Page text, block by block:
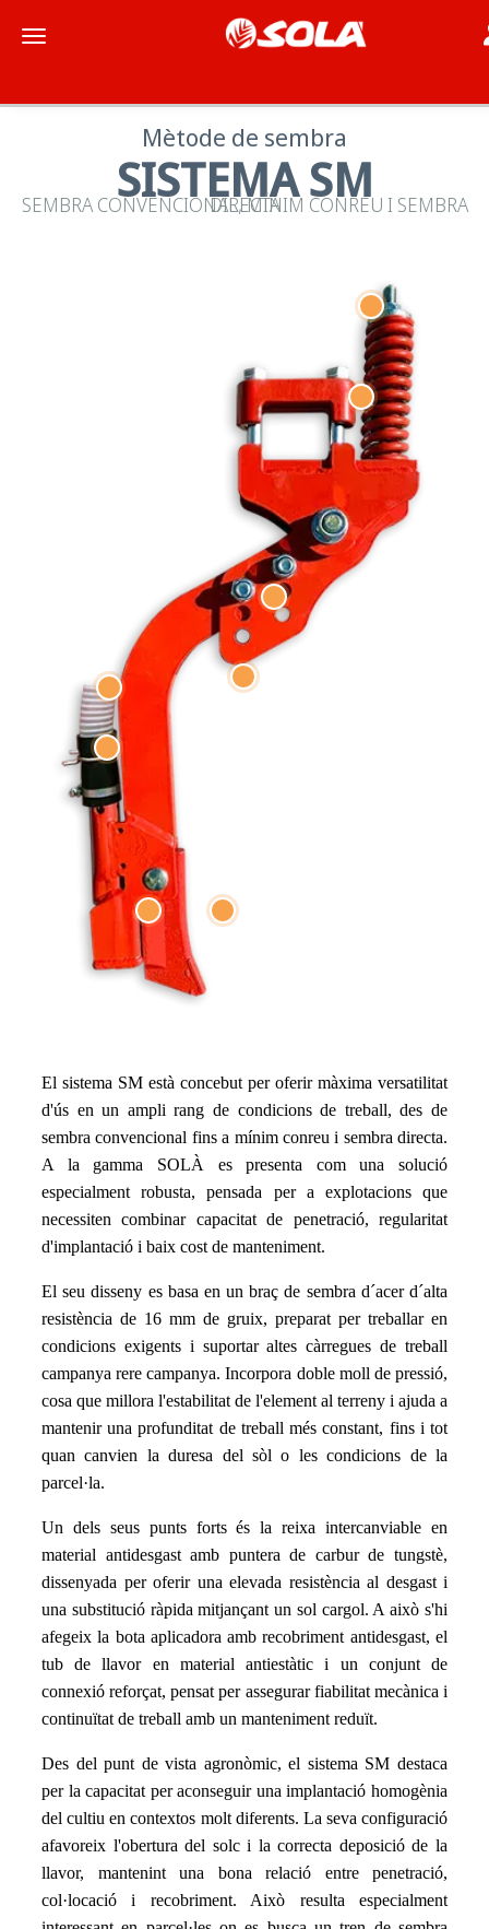
Toggle navigation
Mètode de sembra
SISTEMA SM
SEMBRA CONVENCIONAL, MÍNIM CONREU I SEMBRA DIRECTA
El sistema SM està concebut per oferir màxima versatilitat
d'ús en un ampli rang de condicions de treball, des de
sembra convencional fins a mínim conreu i sembra directa.
A la gamma SOLÀ es presenta com una solució
especialment robusta, pensada per a explotacions que
necessiten combinar capacitat de penetració, regularitat
d'implantació i baix cost de manteniment.
El seu disseny es basa en un braç de sembra d´acer d´alta
resistència de 16 mm de gruix, preparat per treballar en
condicions exigents i suportar altes càrregues de treball
campanya rere campanya. Incorpora doble moll de pressió,
cosa que millora l'estabilitat de l'element al terreny i ajuda a
mantenir una profunditat de treball més constant, fins i tot
quan canvien la duresa del sòl o les condicions de la
parcel·la.
Un dels seus punts forts és la reixa intercanviable en
material antidesgast amb puntera de carbur de tungstè,
dissenyada per oferir una elevada resistència al desgast i
una substitució ràpida mitjançant un sol cargol. A això s'hi
afegeix la bota aplicadora amb recobriment antidesgast, el
tub de llavor en material antiestàtic i un conjunt de
connexió reforçat, pensat per assegurar fiabilitat mecànica i
continuïtat de treball amb un manteniment reduït.
Des del punt de vista agronòmic, el sistema SM destaca
per la capacitat per aconseguir una implantació homogènia
del cultiu en contextos molt diferents. La seva configuració
afavoreix l'obertura del solc i la correcta deposició de la
llavor, mantenint una bona relació entre penetració,
col·locació i recobriment. Això resulta especialment